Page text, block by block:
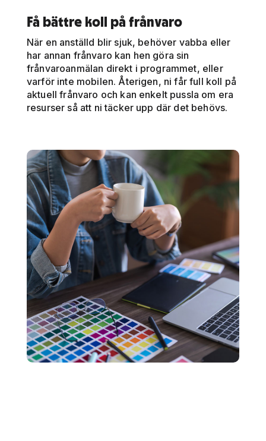
Få bättre koll på frånvaro
När en anställd blir sjuk, behöver vabba eller
har annan frånvaro kan hen göra sin
frånvaroanmälan direkt i programmet, eller
varför inte mobilen. Återigen, ni får full koll på
aktuell frånvaro och kan enkelt pussla om era
resurser så att ni täcker upp där det behövs.